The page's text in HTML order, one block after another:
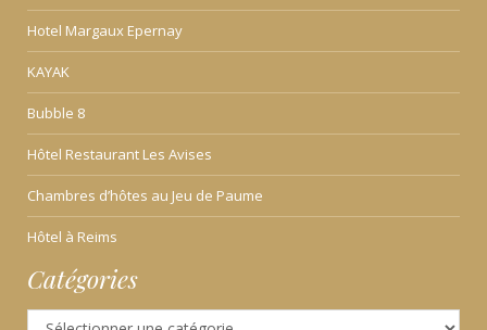
Hotel Margaux Epernay
KAYAK
Bubble 8
Hôtel Restaurant Les Avises
Chambres d’hôtes au Jeu de Paume
Hôtel à Reims
Catégories
Catégories